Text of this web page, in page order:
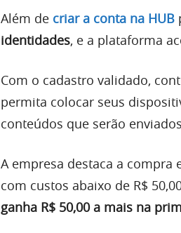
Além de criar a conta na HUB
identidades, e a plataforma
Com o cadastro validado,
permita colocar seus
conteúdos que serão
A empresa destaca a compra
com custos abaixo de R$
ganha R$ 50,00 a mais na